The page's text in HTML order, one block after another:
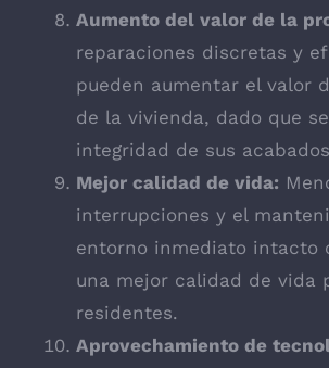
Aumento del valor de la
reparaciones discretas y
pueden aumentar el valor
de la vivienda, dado que
integridad de sus
Mejor calidad de vida:
interrupciones y el
entorno inmediato intacto
una mejor calidad de vida
residentes.
Aprovechamiento de